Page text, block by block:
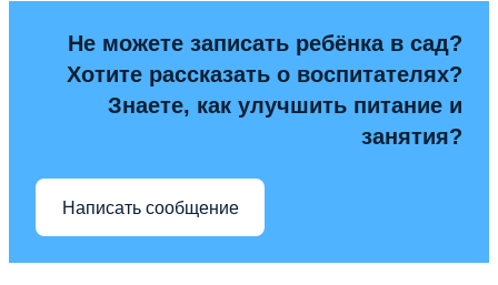
Не можете записать ребёнка в сад?
Хотите рассказать о воспитателях?
Знаете, как улучшить питание и
занятия?
Написать сообщение